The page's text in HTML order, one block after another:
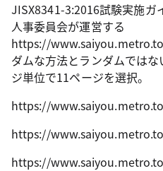
JISX8341-3:2016試験実施ガ
人事委員会が運営する
https://
ダムな方法とランダムでは
ジ単位で11ページを選択。
https://
https://
https://